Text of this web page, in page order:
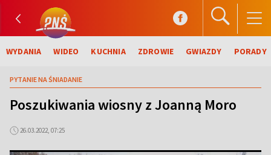
WYDANIA WIDEO KUCHNIA ZDROWIE GWIAZDY PORADY
PYTANIE NA ŚNIADANIE
Poszukiwania wiosny z Joanną Moro
26.03.2022, 07:25